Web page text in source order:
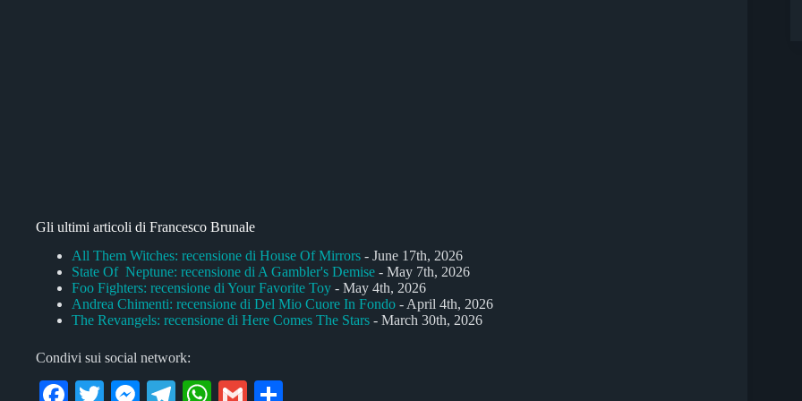
Gli ultimi articoli di Francesco Brunale
All Them Witches: recensione di House Of Mirrors - June 17th, 2026
State Of Neptune: recensione di A Gambler's Demise - May 7th, 2026
Foo Fighters: recensione di Your Favorite Toy - May 4th, 2026
Andrea Chimenti: recensione di Del Mio Cuore In Fondo - April 4th, 2026
The Revangels: recensione di Here Comes The Stars - March 30th, 2026
Condivi sui social network: